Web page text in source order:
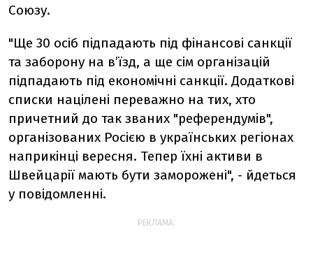
Союзу.
"Ще 30 осіб підпадають під фінансові санкції
та заборону на в’їзд, а ще сім організацій
підпадають під економічні санкції. Додаткові
списки націлені переважно на тих, хто
причетний до так званих "референдумів",
організованих Росією в українських регіонах
наприкінці вересня. Тепер їхні активи в
Швейцарії мають бути заморожені", - йдеться
у повідомленні.
РЕКЛАМА: